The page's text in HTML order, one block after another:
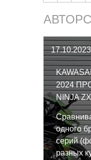
17.10.2023
2024
NINJA
одного
серий
разных